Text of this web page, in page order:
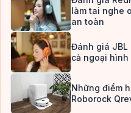
làm tai nghe
an toàn
Đánh giá JBL
cả ngoại hình
Những điểm
Roborock